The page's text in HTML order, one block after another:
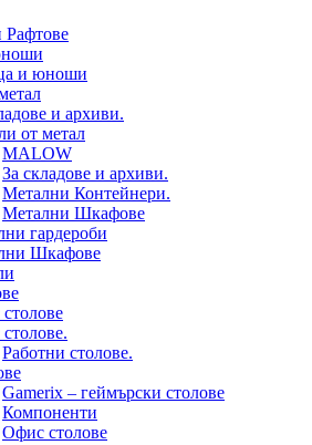
Рафтове
и юноши
и архиви.
от метал
MALOW
За складове и архиви.
Метални Контейнери.
Метални Шкафове
гардероби
Шкафове
Работни столове.
Gamerix – геймърски столове
Компоненти
Офис столове